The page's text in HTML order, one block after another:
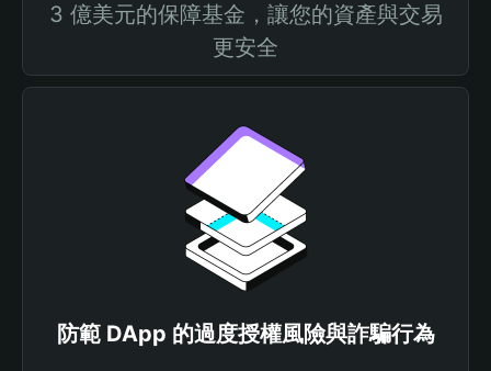
3 億美元的保障基金，讓您的資產與交易
更安全
防範 DApp 的過度授權風險與詐騙行為